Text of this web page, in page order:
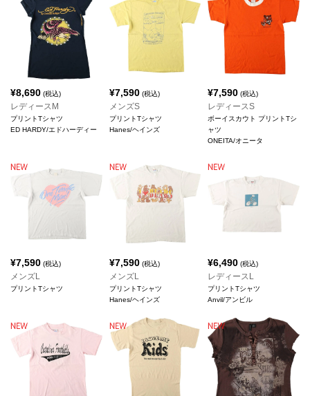
¥8,690 (税込)
レディースM
プリントTシャツ
ED HARDY/エドハーディー
¥7,590(税込)
メンズS
プリントTシャツ
Hanes/ヘインズ
¥7,590 (税込)
レディースS
ボーイスカウト プリントTシ
ャツ
ONEITA/オニータ
¥7,590 (税込)
メンズL
プリントTシャツ
¥7,590(税込)
メンズL
プリントTシャツ
Hanes/ヘインズ
¥6,490 (税込)
レディースL
プリントTシャツ
Anvil/アンビル